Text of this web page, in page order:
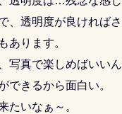
、透明度が良ければ
あります。
写真で楽しめばいい
できるから面白い。
たいなぁ～。